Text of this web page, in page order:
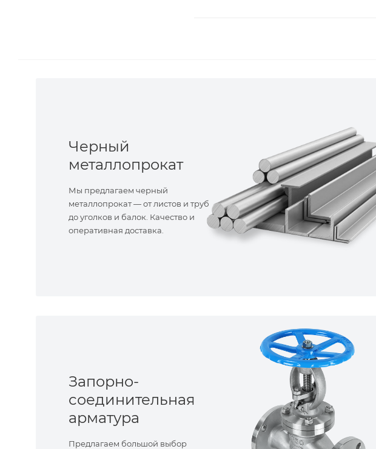
Черный
металлопрокат
Мы предлагаем черный
металлопрокат — от листов и труб
до уголков и балок. Качество и
оперативная доставка.
Запорно-
соединительная
арматура
Предлагаем большой выбор